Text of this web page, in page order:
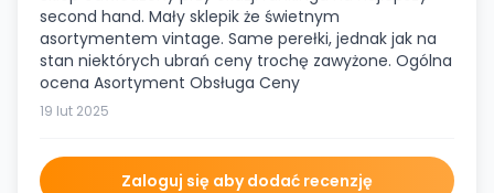
second hand. Mały sklepik że świetnym
asortymentem vintage. Same perełki, jednak jak na
stan niektórych ubrań ceny trochę zawyżone. Ogólna
ocena Asortyment Obsługa Ceny
19 lut 2025
Zaloguj się aby dodać recenzję